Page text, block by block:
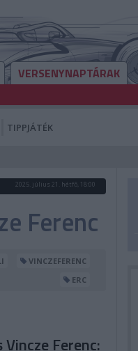
VERSENYNAPTÁRAK
TIPPJÁTÉK
2025. július 21. hétfő, 18:00
Ferenc
VINCZEFERENC
ERC
Ferenc: